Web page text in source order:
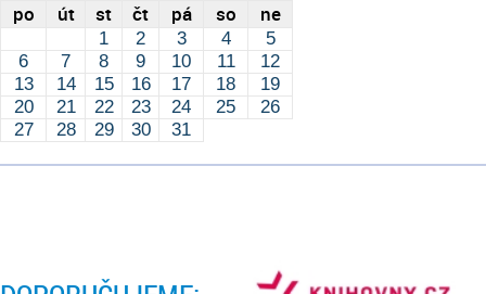
po út st čt pá so ne
1 2 3 4
5
6
7 8 9 10 11
12
13
14 15 16 17 18
19
20
21 22 23 24 25
26
27
28 29 30 31